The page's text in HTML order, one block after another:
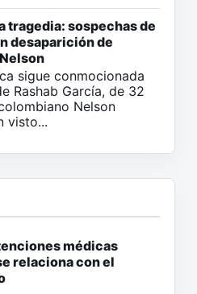
tragedia: sospechas de
desaparición de
sigue conmocionada
Rashab García, de 32
Nelson
visto...
médicas
relaciona con el